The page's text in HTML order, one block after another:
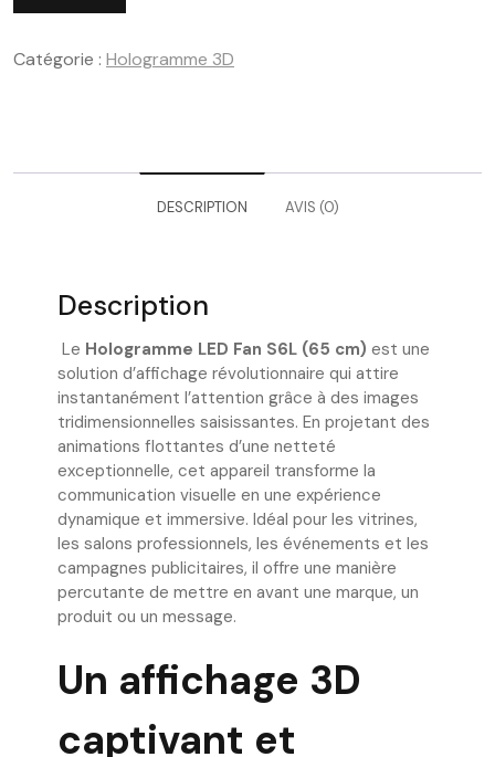
Catégorie : Hologramme 3D
DESCRIPTION AVIS (0)
Description
Le Hologramme LED Fan S6L (65 cm) est une
solution d’affichage révolutionnaire qui attire
instantanément l’attention grâce à des images
tridimensionnelles saisissantes. En projetant des
animations flottantes d’une netteté
exceptionnelle, cet appareil transforme la
communication visuelle en une expérience
dynamique et immersive. Idéal pour les vitrines,
les salons professionnels, les événements et les
campagnes publicitaires, il offre une manière
percutante de mettre en avant une marque, un
produit ou un message.
Un affichage 3D
captivant et